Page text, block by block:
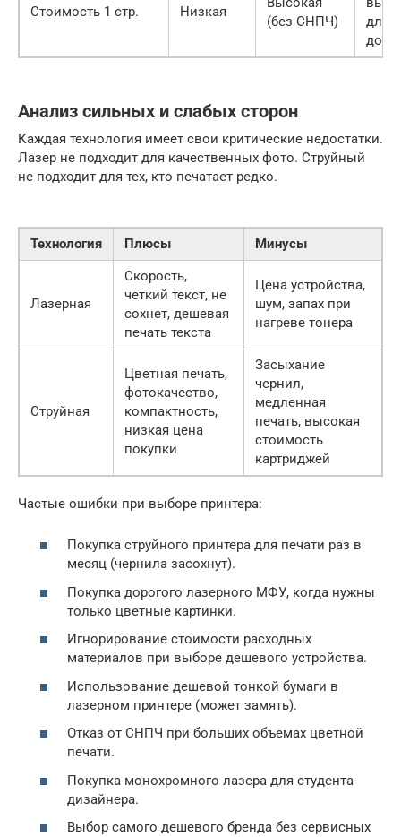
Стоимость 1 стр. Низкая
(без СНПЧ)
для
Анализ сильных и слабых сторон
Каждая технология имеет свои критические недостатки.
Лазер не подходит для качественных фото. Струйный
не подходит для тех, кто печатает редко.
Технология Плюсы Минусы
Лазерная
Скорость,
четкий текст, не
сохнет, дешевая
печать текста
Цена устройства,
шум, запах при
нагреве тонера
Струйная
Цветная печать,
фотокачество,
компактность,
низкая цена
покупки
Засыхание
чернил,
медленная
печать, высокая
стоимость
картриджей
Частые ошибки при выборе принтера:
Покупка струйного принтера для печати раз в
месяц (чернила засохнут).
Покупка дорогого лазерного МФУ, когда нужны
только цветные картинки.
Игнорирование стоимости расходных
материалов при выборе дешевого устройства.
Использование дешевой тонкой бумаги в
лазерном принтере (может замять).
Отказ от СНПЧ при больших объемах цветной
печати.
Покупка монохромного лазера для студента-
дизайнера.
Выбор самого дешевого бренда без сервисных